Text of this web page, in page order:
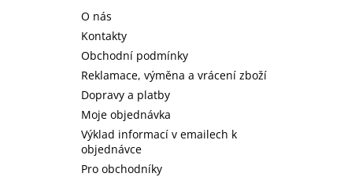
O nás
Kontakty
Obchodní podmínky
Reklamace, výměna a vrácení zboží
Dopravy a platby
Moje objednávka
Výklad informací v emailech k
objednávce
Pro obchodníky